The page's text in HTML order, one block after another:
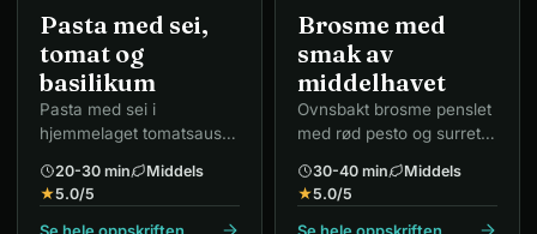
Pasta med sei,
tomat og
basilikum
Pasta med sei i
hjemmelaget tomatsaus
20-30 min
Middels
★5.0/5
Brosme med
smak av
middelhavet
Ovnsbakt brosme penslet
med rød pesto og surret
av godfisk sine høyest
vurderte retter.
30-40 min
Middels
★5.0/5